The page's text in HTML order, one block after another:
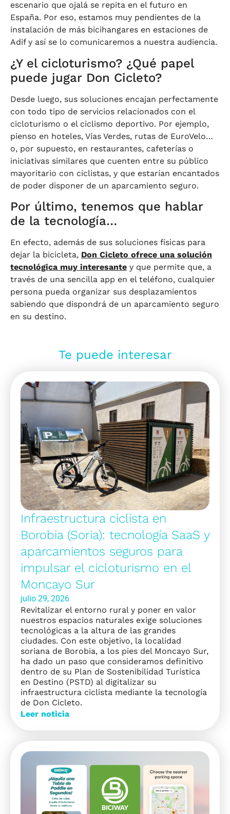
escenario que ojalá se repita en el futuro en
España. Por eso, estamos muy pendientes de la
instalación de más bicihangares en estaciones de
Adif y así se lo comunicaremos a nuestra audiencia.
¿Y el cicloturismo? ¿Qué papel
puede jugar Don Cicleto?
Desde luego, sus soluciones encajan perfectamente
con todo tipo de servicios relacionados con el
cicloturismo o el ciclismo deportivo. Por ejemplo,
pienso en hoteles, Vías Verdes, rutas de EuroVelo…
o, por supuesto, en restaurantes, cafeterías o
iniciativas similares que cuenten entre su público
mayoritario con ciclistas, y que estarían encantados
de poder disponer de un aparcamiento seguro.
Por último, tenemos que hablar
de la tecnología…
En efecto, además de sus soluciones físicas para
dejar la bicicleta, Don Cicleto ofrece una solución
tecnológica muy interesante y que permite que, a
través de una sencilla app en el teléfono, cualquier
persona pueda organizar sus desplazamientos
sabiendo que dispondrá de un aparcamiento seguro
en su destino.
Te puede interesar
Infraestructura ciclista en
Borobia (Soria): tecnología SaaS y
aparcamientos seguros para
impulsar el cicloturismo en el
Moncayo Sur
julio 29, 2026
Revitalizar el entorno rural y poner en valor
nuestros espacios naturales exige soluciones
tecnológicas a la altura de las grandes
ciudades. Con este objetivo, la localidad
soriana de Borobia, a los pies del Moncayo Sur,
ha dado un paso que consideramos definitivo
dentro de su Plan de Sostenibilidad Turística
en Destino (PSTD) al digitalizar su
infraestructura ciclista mediante la tecnología
de Don Cicleto.
Leer noticia